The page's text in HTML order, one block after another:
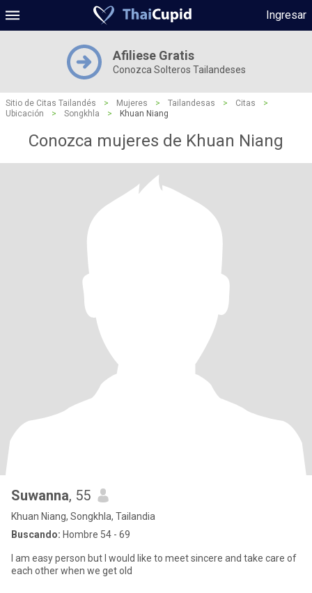
Ingresar
Afiliese Gratis
Conozca Solteros Tailandeses
Sitio de Citas Tailandés > Mujeres > Tailandesas > Citas
>
Ubicación
> Songkhla > Khuan Niang
Conozca mujeres de Khuan Niang
Suwanna, 55
Khuan Niang, Songkhla, Tailandia
Buscando: Hombre 54 - 69
I am easy person but I would like to meet sincere and take care of
each other when we get old